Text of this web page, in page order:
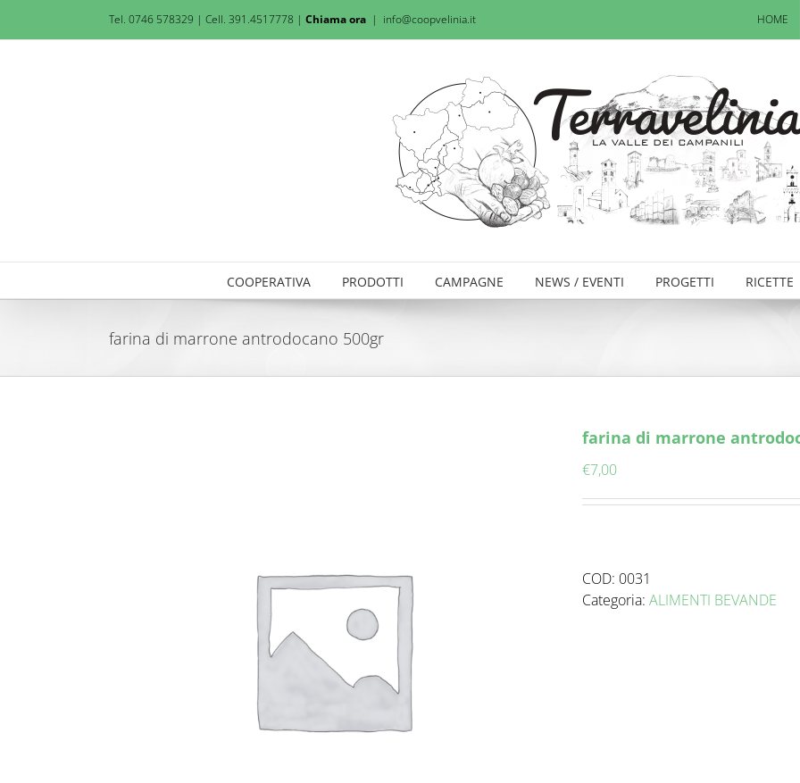
Tel. 0746 578329 | Cell. 391.4517778 | Chiama ora | info@coopvelinia.it HOME
COOPERATIVA PRODOTTI CAMPAGNE NEWS / EVENTI PROGETTI RICETTE
farina di marrone antrodocano 500gr
farina di marrone
€7,00
COD: 0031
Categoria: ALIMENTI BEVANDE